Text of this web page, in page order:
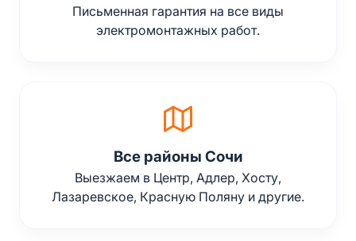
Письменная гарантия на все виды
электромонтажных работ.
Все районы Сочи
Выезжаем в Центр, Адлер, Хосту,
Лазаревское, Красную Поляну и другие.